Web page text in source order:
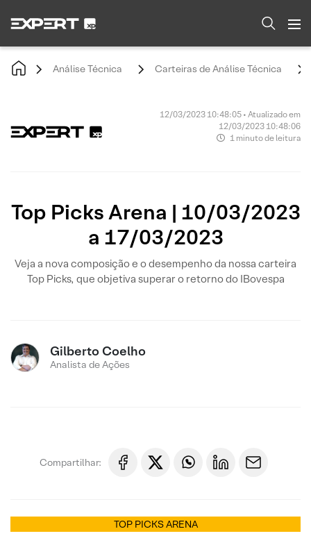
Análise Técnica Carteiras de Análise Técnica
12/03/2023 10:48:05 • Atualizado em
12/03/2023 10:48:06
1 minuto de leitura
Top Picks Arena | 10/03/2023
a 17/03/2023
Veja a nova composição e o desempenho da nossa carteira
Top Picks, que objetiva superar o retorno do IBovespa
Gilberto Coelho
Analista de Ações
Compartilhar:
TOP PICKS ARENA